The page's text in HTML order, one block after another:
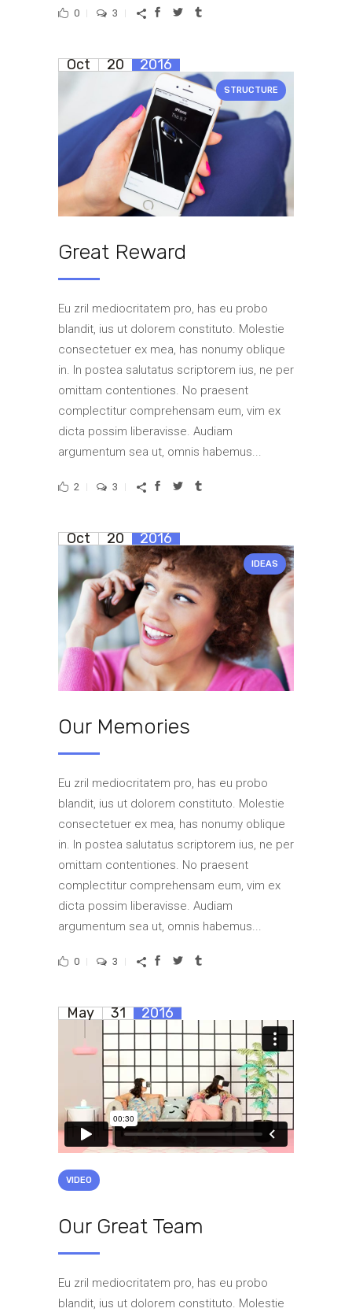
0 3
Oct 20 2016
STRUCTURE
Great Reward
Eu zril mediocritatem pro, has eu probo
blandit, ius ut dolorem constituto. Molestie
consectetuer ex mea, has nonumy oblique
in. In postea salutatus scriptorem ius, ne per
omittam contentiones. No praesent
complectitur comprehensam eum, vim ex
dicta possim liberavisse. Audiam
argumentum sea ut, omnis habemus...
2 3
Oct 20 2016
IDEAS
Our Memories
Eu zril mediocritatem pro, has eu probo
blandit, ius ut dolorem constituto. Molestie
consectetuer ex mea, has nonumy oblique
in. In postea salutatus scriptorem ius, ne per
omittam contentiones. No praesent
complectitur comprehensam eum, vim ex
dicta possim liberavisse. Audiam
argumentum sea ut, omnis habemus...
0 3
May 31 2016
VIDEO
Our Great Team
Eu zril mediocritatem pro, has eu probo
blandit, ius ut dolorem constituto. Molestie